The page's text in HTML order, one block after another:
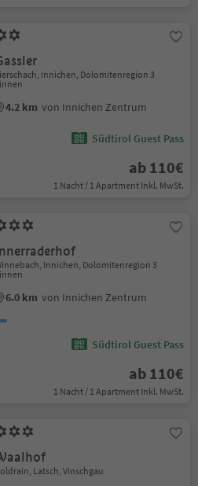
Innichen, Dolomitenregion 3
4.2 km von Innichen Zentrum
Südtirol Guest Pass
ab 110€
1 Nacht / 1 Apartment Inkl. MwSt.
Innichen, Dolomitenregion 3
6.0 km von Innichen Zentrum
Südtirol Guest Pass
ab 110€
1 Nacht / 1 Apartment Inkl. MwSt.
Latsch, Vinschgau